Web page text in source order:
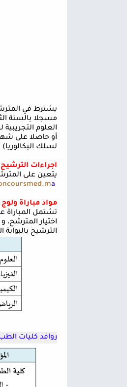
يشترط في
مسجلا بالسنة
العلوم التجريبية
أو حاصلا على
لسلك البكالوريا)
اجراءات
يتعين على
a
مواد مباراة
تشتمل المباراة
اختيار المترشح،
الترشيح بالبوابة
روافد كليات